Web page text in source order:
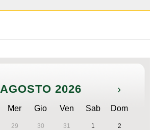
AGOSTO 2026 ›
Mer Gio Ven Sab Dom
29 30 31 1 2